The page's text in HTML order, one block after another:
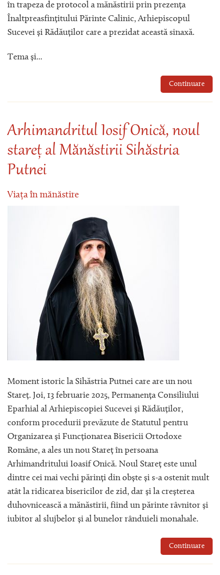
în trapeza de protocol a mănăstirii prin prezența
Înaltpreasfințitului Părinte Calinic, Arhiepiscopul
Sucevei și Rădăuților care a prezidat această sinaxă.
Tema și...
Continuare
Arhimandritul Iosif Onică, noul
stareț al Mănăstirii Sihăstria
Putnei
Viața în mănăstire
Moment istoric la Sihăstria Putnei care are un nou
Stareț. Joi, 13 februarie 2025, Permanența Consiliului
Eparhial al Arhiepiscopiei Sucevei și Rădăuților,
conform procedurii prevăzute de Statutul pentru
Organizarea și Funcționarea Bisericii Ortodoxe
Române, a ales un nou Stareț în persoana
Arhimandritului Ioasif Onică. Noul Stareț este unul
dintre cei mai vechi părinți din obște și s-a ostenit mult
atât la ridicarea bisericilor de zid, dar și la creșterea
duhovnicească a mănăstirii, fiind un părinte râvnitor și
iubitor al slujbelor și al bunelor rânduieli monahale.
Continuare